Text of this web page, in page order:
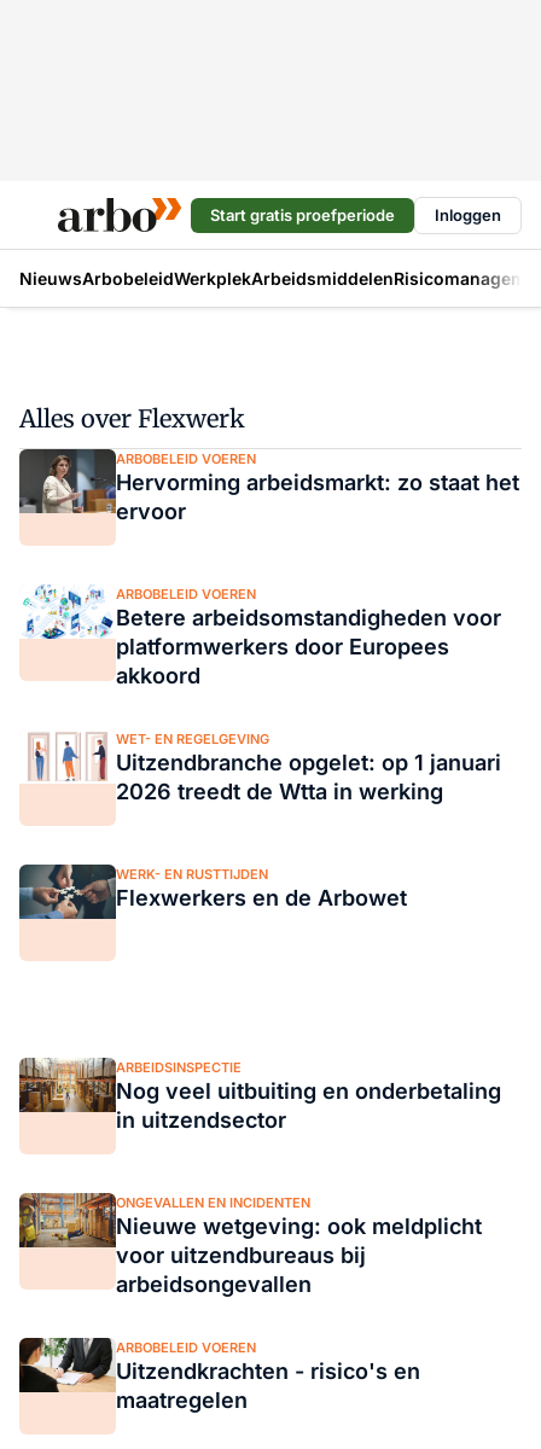
Start gratis proefperiode Inloggen
NieuwsArbobeleidWerkplekArbeidsmiddelen
Alles over Flexwerk
ARBOBELEID VOEREN
Hervorming arbeidsmarkt: zo staat het
ervoor
ARBOBELEID VOEREN
Betere arbeidsomstandigheden voor
platformwerkers door Europees
akkoord
WET- EN REGELGEVING
Uitzendbranche opgelet: op 1 januari
2026 treedt de Wtta in werking
WERK- EN RUSTTIJDEN
Flexwerkers en de Arbowet
ARBEIDSINSPECTIE
Nog veel uitbuiting en onderbetaling
in uitzendsector
ONGEVALLEN EN INCIDENTEN
Nieuwe wetgeving: ook meldplicht
voor uitzendbureaus bij
arbeidsongevallen
ARBOBELEID VOEREN
Uitzendkrachten - risico's en
maatregelen